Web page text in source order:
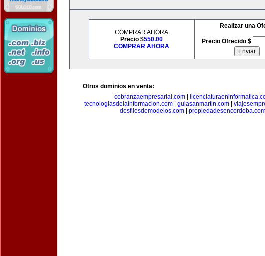
COMPRAR AHORA
Precio $550.00
COMPRAR AHORA
Realizar una
Precio Ofrecido $
Otros dominios en venta:
cobranzaempresarial.com
tecnologiasdelainformacion.com| guiasanmartin.com|
desfilesdemodelos.com
propiedadesencordoba.com